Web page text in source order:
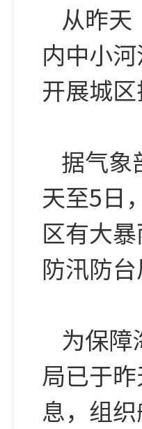
从昨天
内中小
开展城
据气象
天至5日
区有大
防汛防
为保障
局已于
息，组